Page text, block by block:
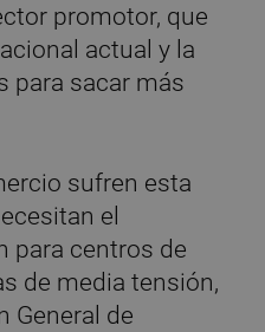
promotor, que
actual y la
para sacar más
sufren esta
el
para centros de
de media tensión,
General de